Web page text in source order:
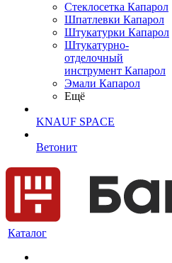
Cтеклосетка Капарол
Шпатлевки Капарол
Штукатурки Капарол
Штукатурно-
отделочный
инструмент Капарол
Эмали Капарол
Ещё
KNAUF SPACE
Ветонит
Каталог